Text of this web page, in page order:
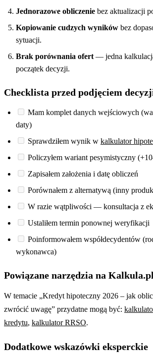
Jednorazowe obliczenie bez aktualizacji
Kopiowanie cudzych wyników bez
sytuacji.
Brak porównania ofert — jedna
początek decyzji.
Checklista przed podjęciem
Mam komplet danych wejściowych
daty)
Sprawdziłem wynik w kalkulator
Policzyłem wariant pesymistyczny
Zapisałem założenia i datę obliczeń
Porównałem z alternatywą (inny
W razie wątpliwości — konsultacja z
Ustaliłem termin ponownej weryfikacji
Poinformowałem współdecydentów
wykonawca)
Powiązane narzędzia na Kalkula.pl
W temacie „Kredyt hipoteczny 2026 – jak
zwrócić uwagę” przydatne mogą być:
kredytu, kalkulator RRSO.
Dodatkowe wskazówki eksperckie